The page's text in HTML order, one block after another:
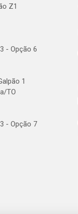
Z1
- Opção 6
1
TO
- Opção 7